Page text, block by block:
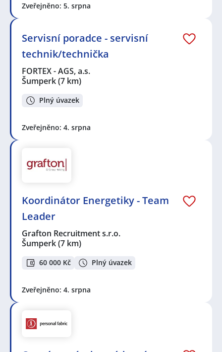
Zveřejněno: 5. srpna
Servisní poradce - servisní
technik/technička
FORTEX - AGS, a.s.
Šumperk(7 km)
Plný úvazek
Zveřejněno: 4. srpna
Koordinátor Energetiky - Team
Leader
Grafton Recruitment s.r.o.
Šumperk(7 km)
60 000 Kč Plný úvazek
Zveřejněno: 4. srpna